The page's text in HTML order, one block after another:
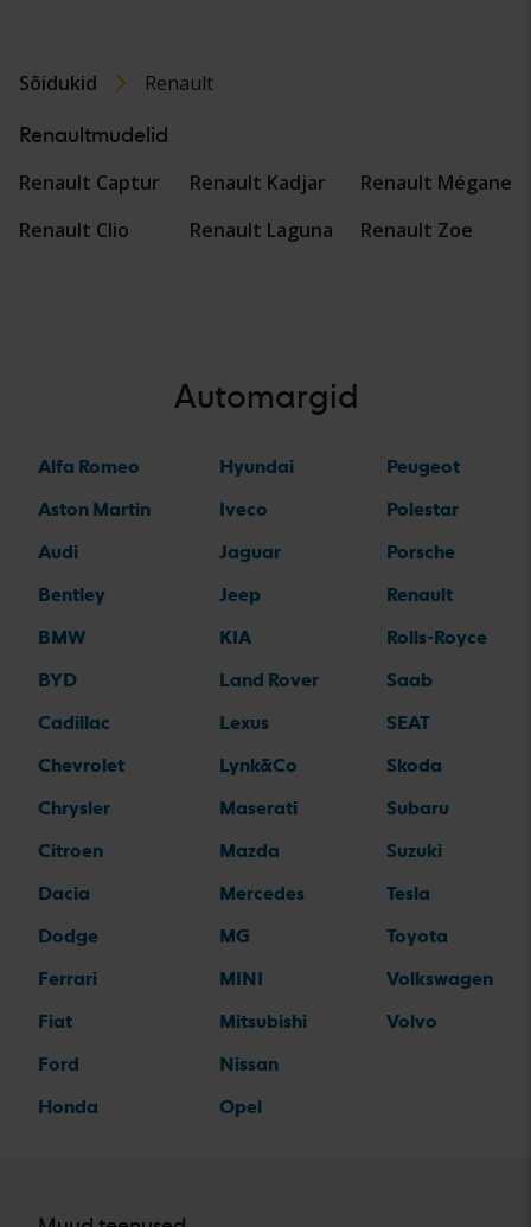
Sõidukid Renault
Renaultmudelid
Renault Captur
Renault Clio
Renault Kadjar
Renault Laguna
Renault Mégane
Renault Zoe
Automargid
Alfa Romeo
Aston Martin
Audi
Bentley
BMW
BYD
Cadillac
Chevrolet
Chrysler
Citroen
Dacia
Dodge
Ferrari
Fiat
Ford
Honda
Hyundai
Iveco
Jaguar
Jeep
KIA
Land Rover
Lexus
Lynk&Co
Maserati
Mazda
Mercedes
MG
MINI
Mitsubishi
Nissan
Opel
Peugeot
Polestar
Porsche
Renault
Rolls-Royce
Saab
SEAT
Skoda
Subaru
Suzuki
Tesla
Toyota
Volkswagen
Volvo